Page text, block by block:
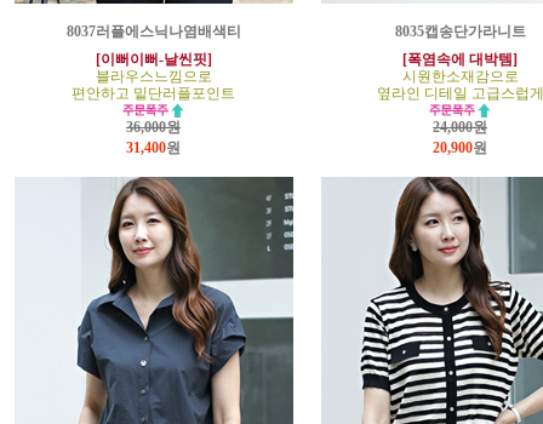
8037러플에스닉나염배색티
[이뻐이뻐-날씬핏]
블라우스느낌으로
편안하고 밑단러플포인트
36,000원
31,400원
8035캡송단가라니트
[폭염속에 대박템]
시원한소재감으로
옆라인 디테일 고급스럽게
24,000원
20,900원